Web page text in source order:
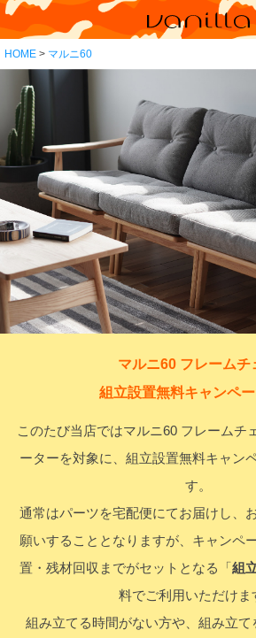
HOME マルニ60
マルニ60 フレームチ
組立設置無料キャンペ
このたび当店ではマルニ60 フレームチ
ーターを対象に、組立設置無料キャン
す。
通常はパーツを宅配便にてお届けし、
願いすることとなりますが、キャンペ
置・残材回収までがセットとなる「組
料でご利用いただけま
組み立てる時間がない方や、組み立